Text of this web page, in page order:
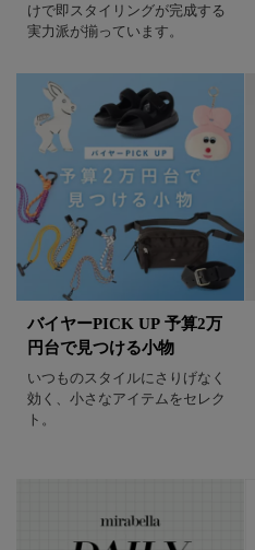
けで即スタイリングが完成する
実力派が揃っています。
バイヤーPICK UP 予算2万
円台で見つける小物
いつものスタイルにさりげなく
効く、小さなアイテムをセレク
ト。